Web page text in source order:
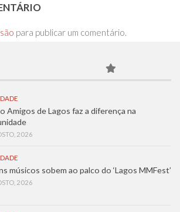
para publicar um comentário.
Amigos de Lagos faz a diferença na
2026
músicos sobem ao palco do ‘Lagos MMFest’
2026